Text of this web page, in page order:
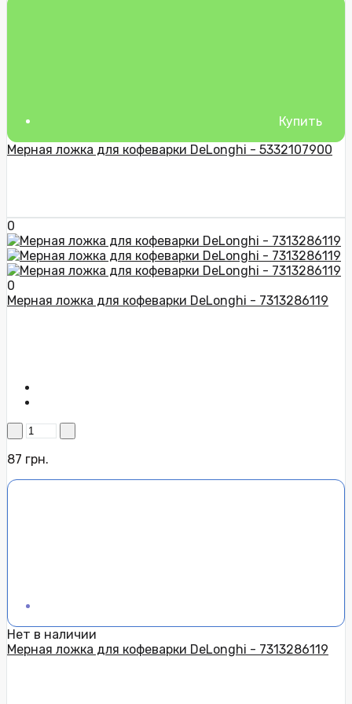
Купить
Мерная ложка для кофеварки DeLonghi - 5332107900
0
0
Мерная ложка для кофеварки DeLonghi - 7313286119
87 грн.
Нет в наличии
Мерная ложка для кофеварки DeLonghi - 7313286119